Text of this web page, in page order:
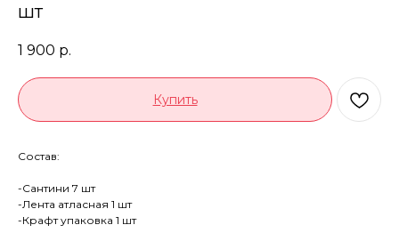
шт
1 900 р.
Купить
Состав:
-Сантини 7 шт
-Лента атласная 1 шт
-Крафт упаковка 1 шт